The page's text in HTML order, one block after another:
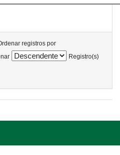
registros por
Registro(s)